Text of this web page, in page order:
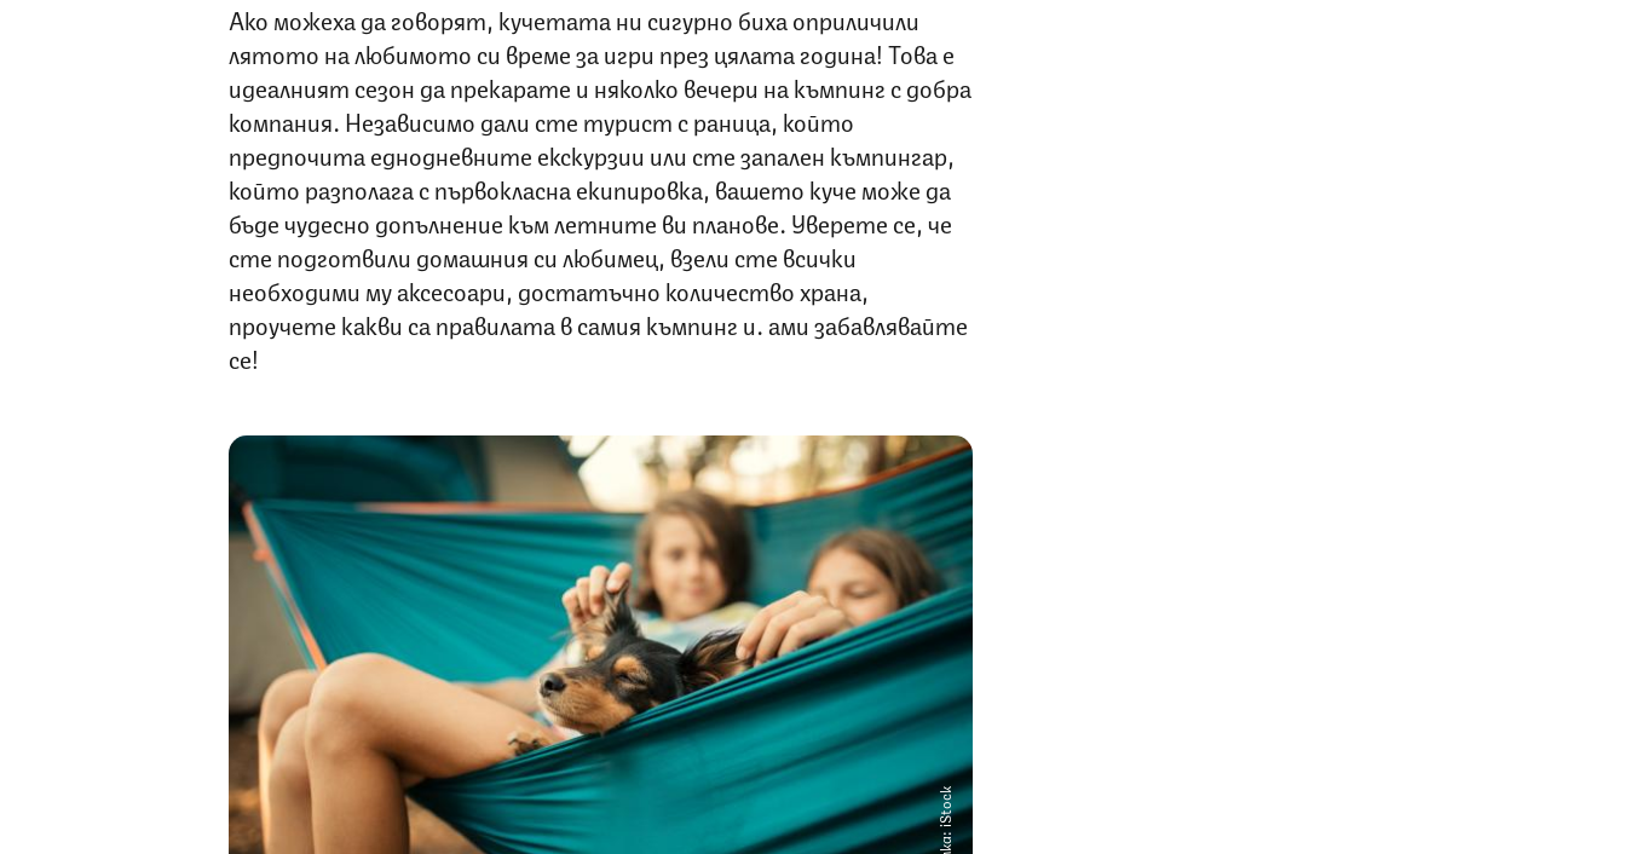
Ако можеха да говорят, кучетата ни сигурно биха оприличили
лятото на любимото си време за игри през цялата година! Това е
идеалният сезон да прекарате и няколко вечери на къмпинг с добра
компания. Независимо дали сте турист с раница, който
предпочита еднодневните екскурзии или сте запален къмпингар,
който разполага с първокласна екипировка, вашето куче може да
бъде чудесно допълнение към летните ви планове. Уверете се, че
сте подготвили домашния си любимец, взели сте всички
необходими му аксесоари, достатъчно количество храна,
проучете какви са правилата в самия къмпинг и… ами забавлявайте
се!